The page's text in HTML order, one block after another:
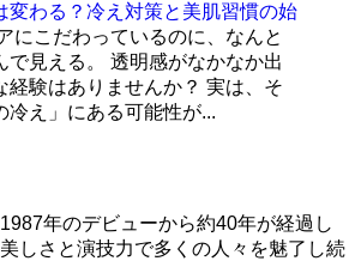
変わる？冷え対策と美肌習慣の始
にこだわっているのに、なんと
で見える。 透明感がなかなか出
験はありませんか？ 実は、そ
冷え」にある可能性が...
年のデビューから約40年が経過し
しさと演技力で多くの人々を魅了し続